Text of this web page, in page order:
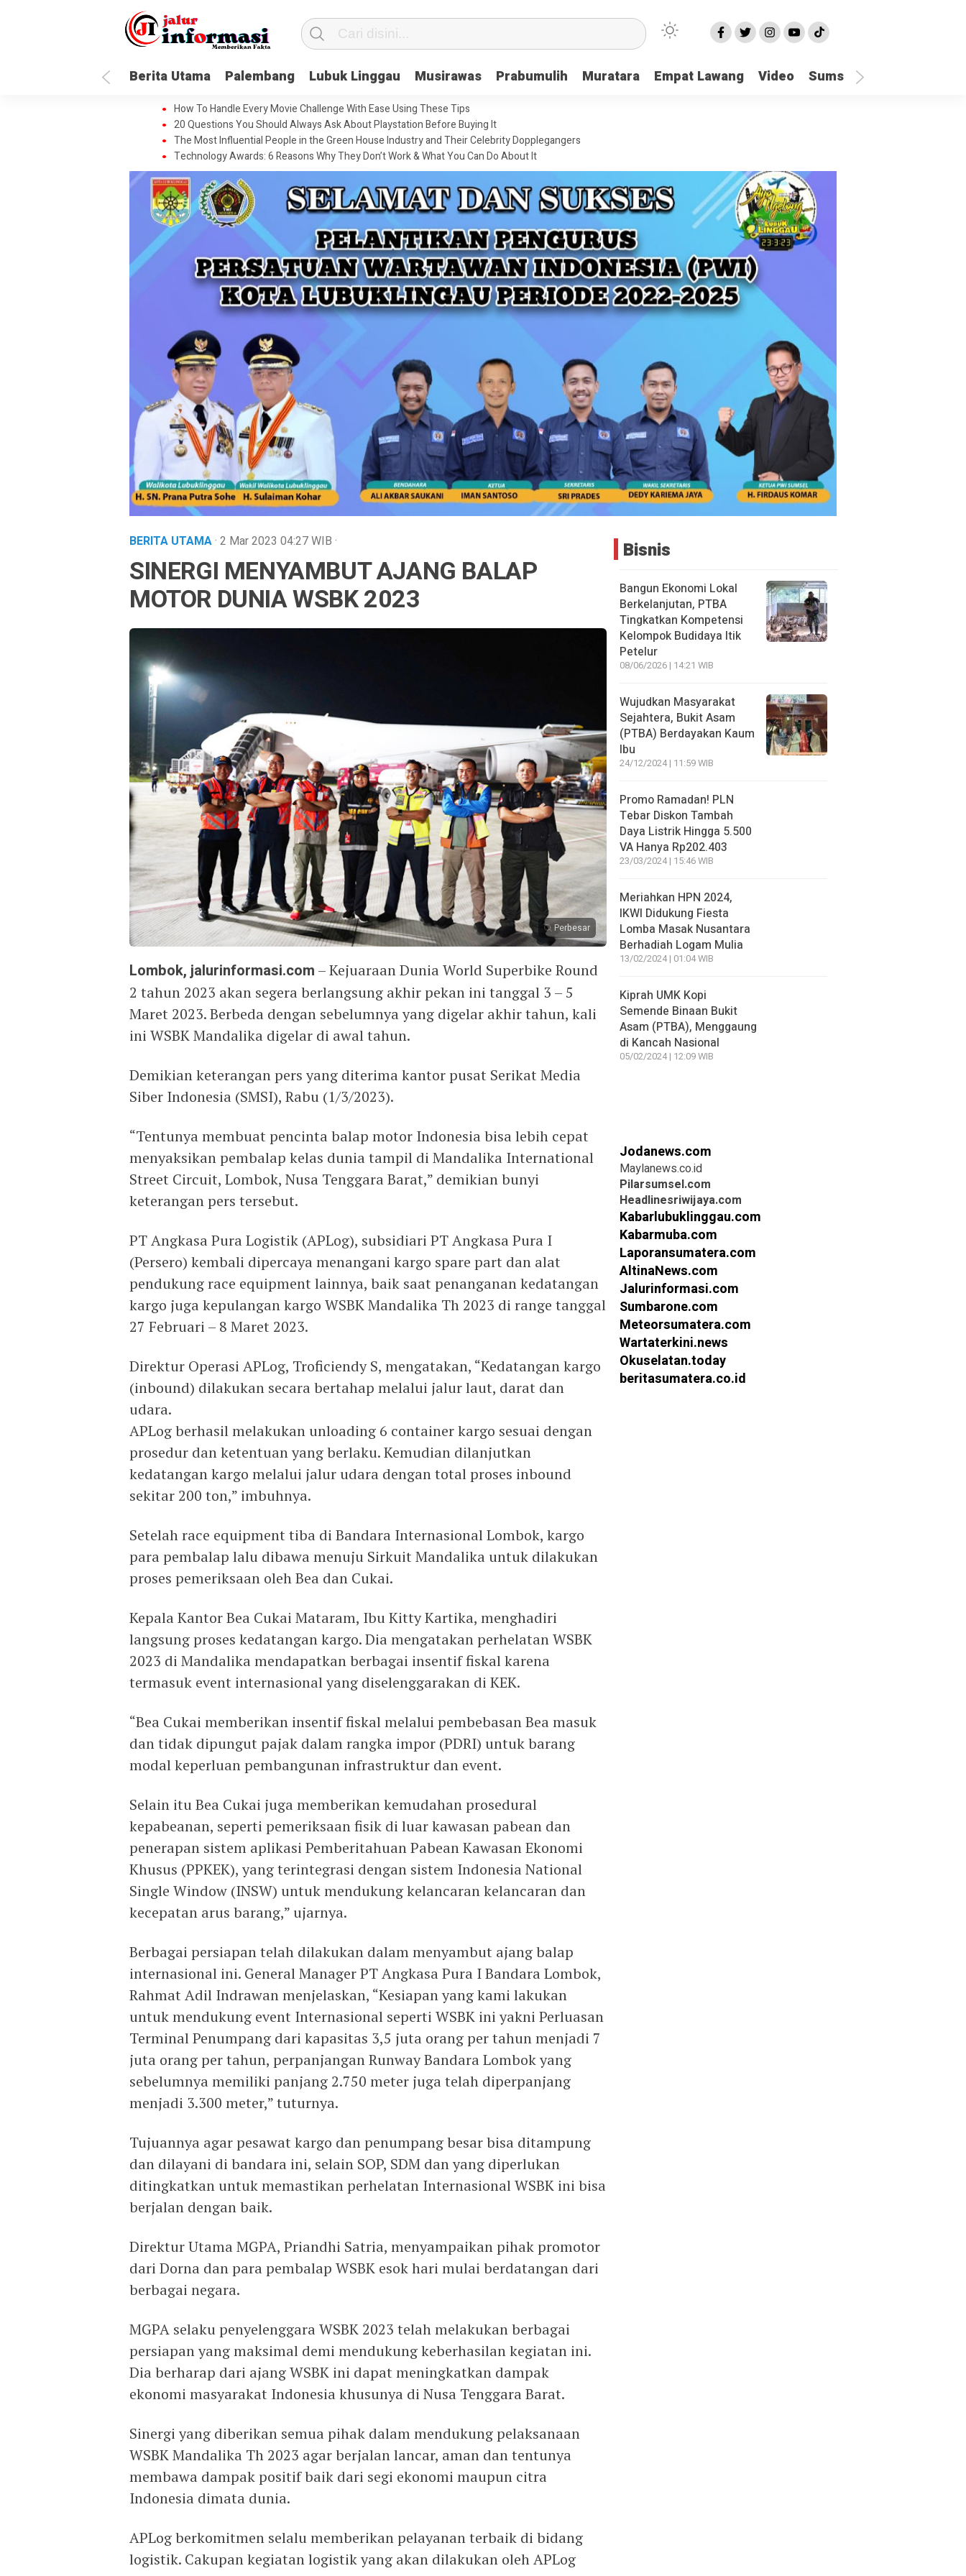
Berita Utama Palembang Lubuk Linggau Musirawas Prabumulih Muratara Empat Lawang Video Sumsel
How To Handle Every Movie Challenge With Ease Using These Tips
20 Questions You Should Always Ask About Playstation Before Buying It
The Most Influential People in the Green House Industry and Their Celebrity Dopplegangers
Technology Awards: 6 Reasons Why They Don’t Work & What You Can Do About It
BERITA UTAMA· 2 Mar 2023 04:27WIB ·
SINERGI MENYAMBUT AJANG BALAP
MOTOR DUNIA WSBK 2023
Perbesar
Lombok, jalurinformasi.com – Kejuaraan Dunia World Superbike Round
2 tahun 2023 akan segera berlangsung akhir pekan ini tanggal 3 – 5
Maret 2023. Berbeda dengan sebelumnya yang digelar akhir tahun, kali
ini WSBK Mandalika digelar di awal tahun.
Demikian keterangan pers yang diterima kantor pusat Serikat Media
Siber Indonesia (SMSI), Rabu (1/3/2023).
“Tentunya membuat pencinta balap motor Indonesia bisa lebih cepat
menyaksikan pembalap kelas dunia tampil di Mandalika International
Street Circuit, Lombok, Nusa Tenggara Barat,” demikian bunyi
keterangan pers tersebut.
PT Angkasa Pura Logistik (APLog), subsidiari PT Angkasa Pura I
(Persero) kembali dipercaya menangani kargo spare part dan alat
pendukung race equipment lainnya, baik saat penanganan kedatangan
kargo juga kepulangan kargo WSBK Mandalika Th 2023 di range tanggal
27 Februari – 8 Maret 2023.
Direktur Operasi APLog, Troficiendy S, mengatakan, “Kedatangan kargo
(inbound) dilakukan secara bertahap melalui jalur laut, darat dan
udara.
APLog berhasil melakukan unloading 6 container kargo sesuai dengan
prosedur dan ketentuan yang berlaku. Kemudian dilanjutkan
kedatangan kargo melalui jalur udara dengan total proses inbound
sekitar 200 ton,” imbuhnya.
Setelah race equipment tiba di Bandara Internasional Lombok, kargo
para pembalap lalu dibawa menuju Sirkuit Mandalika untuk dilakukan
proses pemeriksaan oleh Bea dan Cukai.
Kepala Kantor Bea Cukai Mataram, Ibu Kitty Kartika, menghadiri
langsung proses kedatangan kargo. Dia mengatakan perhelatan WSBK
2023 di Mandalika mendapatkan berbagai insentif fiskal karena
termasuk event internasional yang diselenggarakan di KEK.
“Bea Cukai memberikan insentif fiskal melalui pembebasan Bea masuk
dan tidak dipungut pajak dalam rangka impor (PDRI) untuk barang
modal keperluan pembangunan infrastruktur dan event.
Selain itu Bea Cukai juga memberikan kemudahan prosedural
kepabeanan, seperti pemeriksaan fisik di luar kawasan pabean dan
penerapan sistem aplikasi Pemberitahuan Pabean Kawasan Ekonomi
Khusus (PPKEK), yang terintegrasi dengan sistem Indonesia National
Single Window (INSW) untuk mendukung kelancaran kelancaran dan
kecepatan arus barang,” ujarnya.
Berbagai persiapan telah dilakukan dalam menyambut ajang balap
internasional ini. General Manager PT Angkasa Pura I Bandara Lombok,
Rahmat Adil Indrawan menjelaskan, “Kesiapan yang kami lakukan
untuk mendukung event Internasional seperti WSBK ini yakni Perluasan
Terminal Penumpang dari kapasitas 3,5 juta orang per tahun menjadi 7
juta orang per tahun, perpanjangan Runway Bandara Lombok yang
sebelumnya memiliki panjang 2.750 meter juga telah diperpanjang
menjadi 3.300 meter,” tuturnya.
Tujuannya agar pesawat kargo dan penumpang besar bisa ditampung
dan dilayani di bandara ini, selain SOP, SDM dan yang diperlukan
ditingkatkan untuk memastikan perhelatan Internasional WSBK ini bisa
berjalan dengan baik.
Direktur Utama MGPA, Priandhi Satria, menyampaikan pihak promotor
dari Dorna dan para pembalap WSBK esok hari mulai berdatangan dari
berbagai negara.
MGPA selaku penyelenggara WSBK 2023 telah melakukan berbagai
persiapan yang maksimal demi mendukung keberhasilan kegiatan ini.
Dia berharap dari ajang WSBK ini dapat meningkatkan dampak
ekonomi masyarakat Indonesia khusunya di Nusa Tenggara Barat.
Sinergi yang diberikan semua pihak dalam mendukung pelaksanaan
WSBK Mandalika Th 2023 agar berjalan lancar, aman dan tentunya
membawa dampak positif baik dari segi ekonomi maupun citra
Indonesia dimata dunia.
APLog berkomitmen selalu memberikan pelayanan terbaik di bidang
logistik. Cakupan kegiatan logistik yang akan dilakukan oleh APLog
Bisnis
Bangun Ekonomi Lokal
Berkelanjutan, PTBA
Tingkatkan Kompetensi
Kelompok Budidaya Itik
Petelur
08/06/2026 | 14:21 WIB
Wujudkan Masyarakat
Sejahtera, Bukit Asam
(PTBA) Berdayakan Kaum
Ibu
24/12/2024 | 11:59 WIB
Promo Ramadan! PLN
Tebar Diskon Tambah
Daya Listrik Hingga 5.500
VA Hanya Rp202.403
23/03/2024 | 15:46 WIB
Meriahkan HPN 2024,
IKWI Didukung Fiesta
Lomba Masak Nusantara
Berhadiah Logam Mulia
13/02/2024 | 01:04 WIB
Kiprah UMK Kopi
Semende Binaan Bukit
Asam (PTBA), Menggaung
di Kancah Nasional
05/02/2024 | 12:09 WIB
Jodanews.com
Maylanews.co.id
Pilarsumsel.com
Headlinesriwijaya.com
Kabarlubuklinggau.com
Kabarmuba.com
Laporansumatera.com
AltinaNews.com
Jalurinformasi.com
Sumbarone.com
Meteorsumatera.com
Wartaterkini.news
Okuselatan.today
beritasumatera.co.id